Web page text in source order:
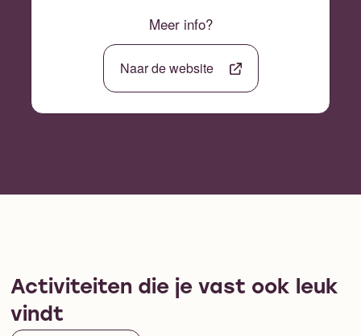
Meer info?
Naar de website
Activiteiten die je vast ook leuk
vindt